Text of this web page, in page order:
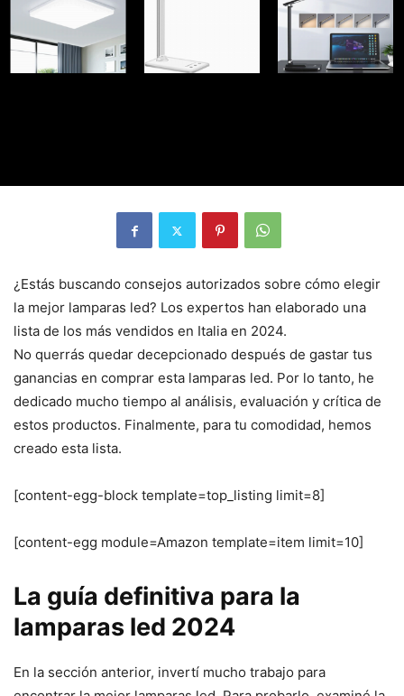
¿Estás buscando consejos autorizados sobre cómo elegir
la mejor lamparas led? Los expertos han elaborado una
lista de los más vendidos en Italia en 2024.
No querrás quedar decepcionado después de gastar tus
ganancias en comprar esta lamparas led. Por lo tanto, he
dedicado mucho tiempo al análisis, evaluación y crítica de
estos productos. Finalmente, para tu comodidad, hemos
creado esta lista.
[content-egg-block template=top_listing limit=8]
[content-egg module=Amazon template=item limit=10]
La guía definitiva para la
lamparas led 2024
En la sección anterior, invertí mucho trabajo para